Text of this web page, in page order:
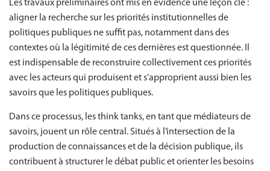
Les travaux préliminaires ont mis en évidence une leçon clé :
aligner la recherche sur les priorités institutionnelles de
politiques publiques ne suffit pas, notamment dans des
contextes où la légitimité de ces dernières est questionnée. Il
est indispensable de reconstruire collectivement ces priorités
avec les acteurs qui produisent et s’approprient aussi bien les
savoirs que les politiques publiques.
Dans ce processus, les think tanks, en tant que médiateurs de
savoirs, jouent un rôle central. Situés à l’intersection de la
production de connaissances et de la décision publique, ils
contribuent à structurer le débat public et orienter les besoins